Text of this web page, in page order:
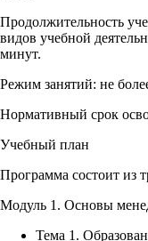
Продолжительность
видов учебной
минут.
Режим занятий: не
Нормативный срок
Учебный план
Программа состоит из
Модуль 1. Основы
Тема 1.